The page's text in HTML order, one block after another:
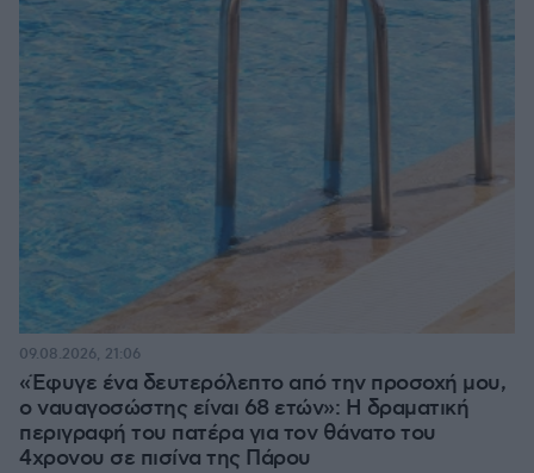
«Έφυγε ένα δευτερόλεπτο από την προσοχή μου,
ο ναυαγοσώστης είναι 68 ετών»: Η δραματική
περιγραφή του πατέρα για τον θάνατο του
4χρονου σε πισίνα της Πάρου
09.08.2026, 21:06